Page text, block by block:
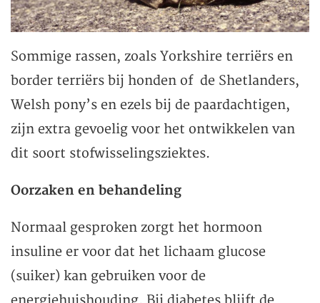
Sommige rassen, zoals Yorkshire terriërs en
border terriërs bij honden of de Shetlanders,
Welsh pony’s en ezels bij de paardachtigen,
zijn extra gevoelig voor het ontwikkelen van
dit soort stofwisselingsziektes.
Oorzaken en behandeling
Normaal gesproken zorgt het hormoon
insuline er voor dat het lichaam glucose
(suiker) kan gebruiken voor de